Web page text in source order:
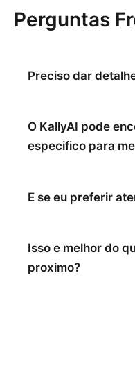
Perguntas
Preciso dar
O KallyAI pode
especifico para
E se eu preferir
Isso e melhor do
proximo?